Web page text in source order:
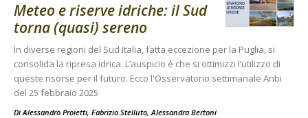
Meteo e riserve idriche: il Sud
torna (quasi) sereno
In diverse regioni del Sud Italia, fatta eccezione per la Puglia, si
consolida la ripresa idrica. L’auspicio è che si ottimizzi l’utilizzo di
queste risorse per il futuro. Ecco l'Osservatorio settimanale Anbi
del 25 febbraio 2025
DiAlessandro Proietti, Fabrizio Stelluto, Alessandra Bertoni